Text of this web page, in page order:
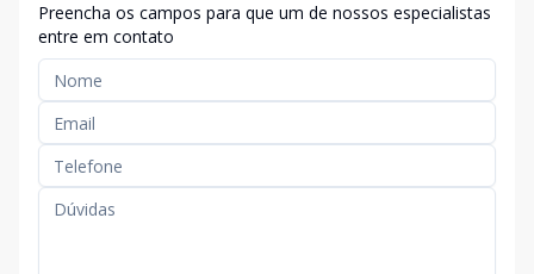
Preencha os campos para que um de nossos especialistas
entre em contato